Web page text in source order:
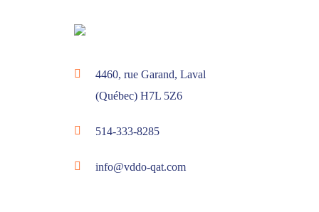
4460, rue Garand, Laval
(Québec) H7L 5Z6
514-333-8285
info@vddo-qat.com